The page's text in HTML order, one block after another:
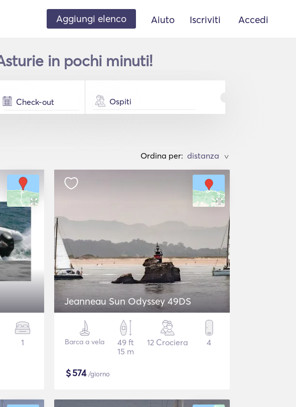
Aggiungi elenco Aiuto Iscriviti Accedi
in pochi minuti!
Ospiti
Ordina per: >
1
Jeanneau Sun Odyssey 49DS
Barca a vela
49 ft
15 m
12 Crociera 4
$574/giorno